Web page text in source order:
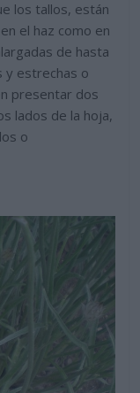
los tallos, están
el haz como en
de hasta
y estrechas o
presentar dos
lados de la hoja,
o